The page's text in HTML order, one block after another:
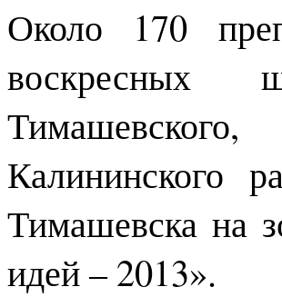
Около 170
воскресных
Калининского
Тимашевска на
идей – 2013».